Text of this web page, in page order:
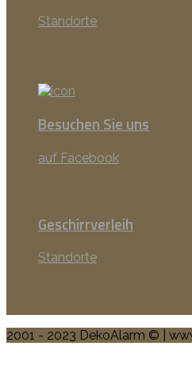
Standorte
Besuchen Sie uns
auf Facebook
Geschirrverleih
Standorte
2001 - 2023 DekoAlarm © |